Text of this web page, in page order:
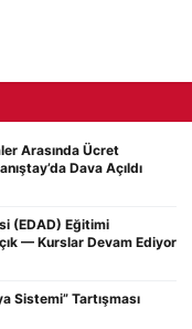
Arasında Ücret
Dava Açıldı
(EDAD) Eğitimi
— Kurslar Devam Ediyor
Sistemi” Tartışması